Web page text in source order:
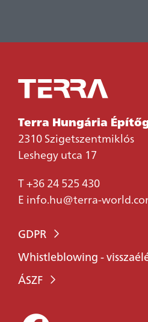
Terra Hungária
2310 Szigetszentmiklós
Leshegy utca 17
T+36 24 525 430
E info.hu@terra-
GDPR
Whistleblowing -
ÁSZF